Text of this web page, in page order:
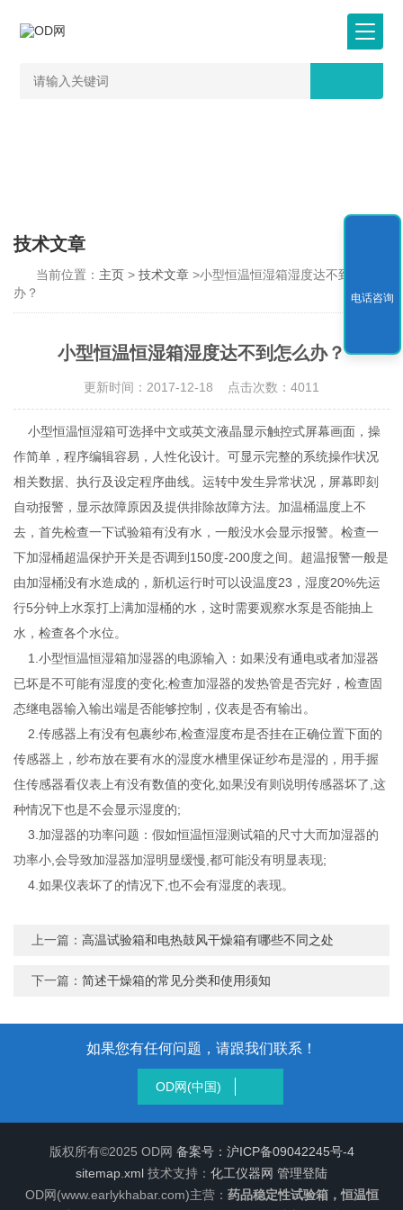
技术文章
当前位置： 主页 >技术文章 >小型恒温恒湿箱湿度达不到怎么
办？
小型恒温恒湿箱湿度达不到怎么办？
更新时间：2017-12-18 点击次数：4011
小型恒温恒湿箱可选择中文或英文液晶显示触控式屏幕画面，操
作简单，程序编辑容易，人性化设计。可显示完整的系统操作状况
相关数据、执行及设定程序曲线。运转中发生异常状况，屏幕即刻
自动报警，显示故障原因及提供排除故障方法。加温桶温度上不
去，首先检查一下试验箱有没有水，一般没水会显示报警。检查一
下加湿桶超温保护开关是否调到150度-200度之间。超温报警一般是
由加湿桶没有水造成的，新机运行时可以设温度23，湿度20%先运
行5分钟上水泵打上满加湿桶的水，这时需要观察水泵是否能抽上
水，检查各个水位。
1.小型恒温恒湿箱加湿器的电源输入：如果没有通电或者加湿器
已坏是不可能有湿度的变化;检查加湿器的发热管是否完好，检查固
态继电器输入输出端是否能够控制，仪表是否有输出。
2.传感器上有没有包裹纱布,检查湿度布是否挂在正确位置下面的
传感器上，纱布放在要有水的湿度水槽里保证纱布是湿的，用手握
住传感器看仪表上有没有数值的变化,如果没有则说明传感器坏了,这
种情况下也是不会显示湿度的;
3.加湿器的功率问题：假如恒温恒湿测试箱的尺寸大而加湿器的
功率小,会导致加湿器加湿明显缓慢,都可能没有明显表现;
4.如果仪表坏了的情况下,也不会有湿度的表现。
上一篇：高温试验箱和电热鼓风干燥箱有哪些不同之处
下一篇：简述干燥箱的常见分类和使用须知
如果您有任何问题，请跟我们联系！
OD网(中国)
版权所有©2025 OD网 备案号：沪ICP备09042245号-4
sitemap.xml 技术支持： 化工仪器网 管理登陆
OD网(www.earlykhabar.com)主营： 药品稳定性试验箱，恒温恒
电话咨询